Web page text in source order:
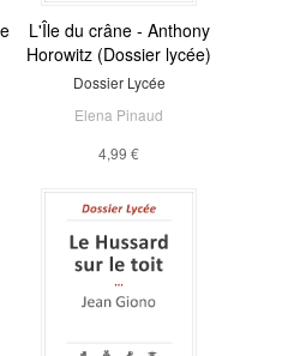
L'Île du crâne - Anthony
Horowitz (Dossier lycée)
Dossier Lycée
Elena Pinaud
4,99 €